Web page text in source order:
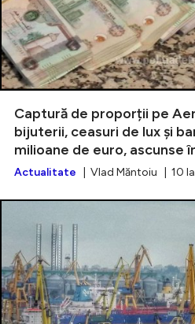
Captură de proporții pe
bijuterii, ceasuri de lux și
milioane de euro, ascunse
Actualitate | Vlad Măntoiu | 10